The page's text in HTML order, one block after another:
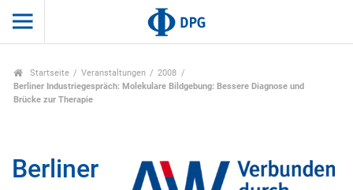
Startseite Veranstaltungen
2008
Berliner Industriegespräch: Molekulare Bildgebung: Bessere Diagnose und
Brücke zur Therapie
Berliner